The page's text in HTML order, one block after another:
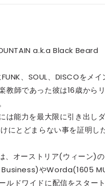
a.k.a Black Beard
、SOUL、DISCOをメ
教師であった彼は16歳から
は能力を最大限に引き出し
にとどまらない事を証明した
、オーストリア(ウィーン
やWorda(1605
ルドワイドに配信をスター